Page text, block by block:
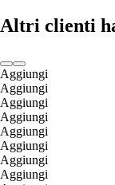
Altri clienti
Aggiungi
Aggiungi
Aggiungi
Aggiungi
Aggiungi
Aggiungi
Aggiungi
Aggiungi